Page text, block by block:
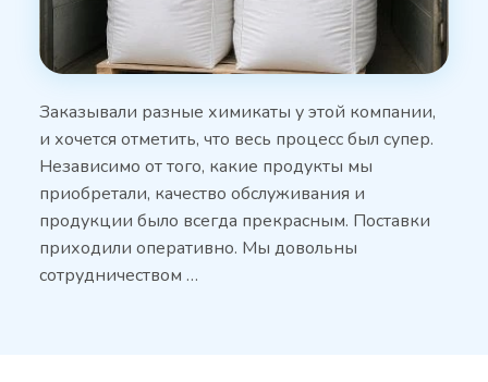
Заказывали разные химикаты у этой компании,
и хочется отметить, что весь процесс был супер.
Независимо от того, какие продукты мы
приобретали, качество обслуживания и
продукции было всегда прекрасным. Поставки
приходили оперативно. Мы довольны
сотрудничеством …